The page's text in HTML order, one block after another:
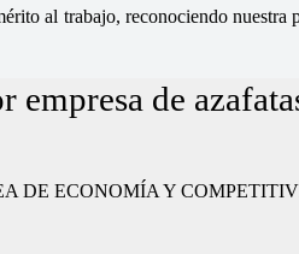
al trabajo, reconociendo
empresa de
DE ECONOMÍA Y